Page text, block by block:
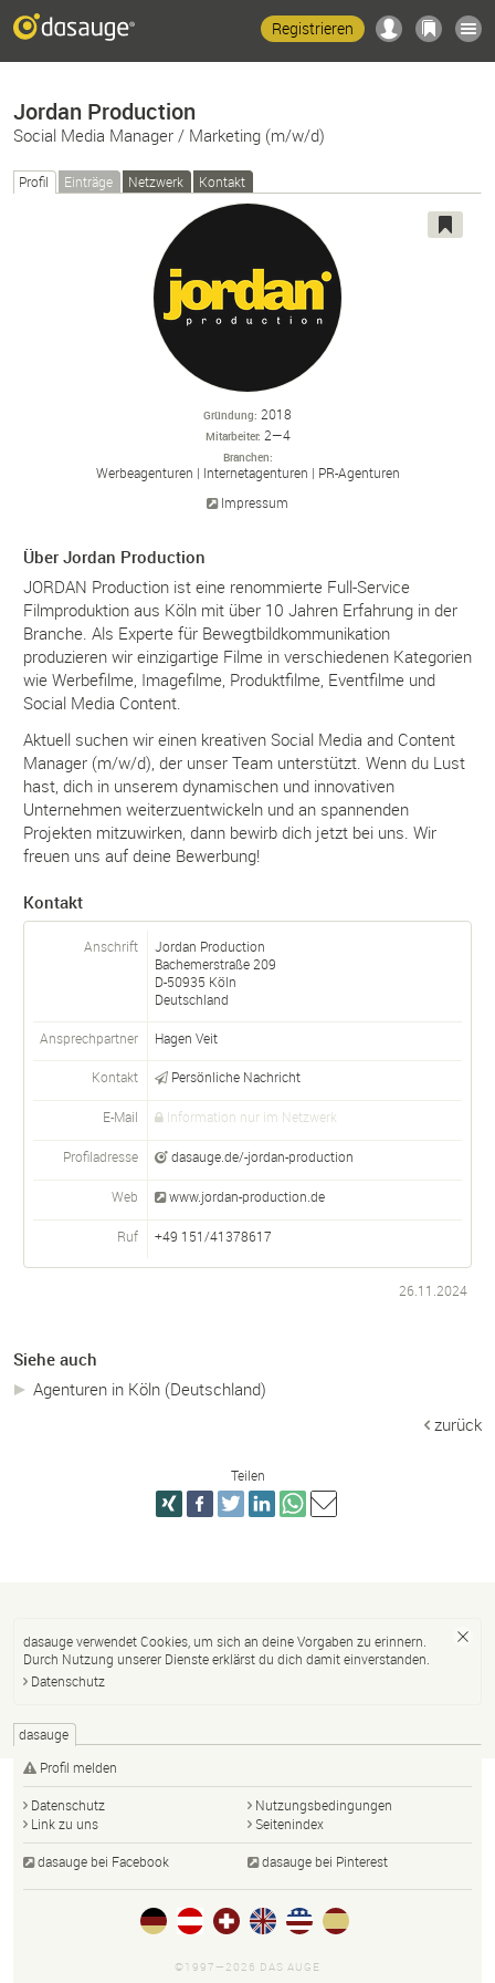
Registrieren
Jordan Production
Social Media Manager / Marketing (m/w/d)
Profil Einträge Netzwerk Kontakt
Gründung 2018
Mitarbeiter 2—4
Branchen
Werbeagenturen Internetagenturen PR-Agenturen
Impressum
Über Jordan Production
JORDAN Production ist eine renommierte Full-Service
Filmproduktion aus Köln mit über 10 Jahren Erfahrung in der
Branche. Als Experte für Bewegtbildkommunikation
produzieren wir einzigartige Filme in verschiedenen Kategorien
wie Werbefilme, Imagefilme, Produktfilme, Eventfilme und
Social Media Content.
Aktuell suchen wir einen kreativen Social Media and Content
Manager (m/w/d), der unser Team unterstützt. Wenn du Lust
hast, dich in unserem dynamischen und innovativen
Unternehmen weiterzuentwickeln und an spannenden
Projekten mitzuwirken, dann bewirb dich jetzt bei uns. Wir
freuen uns auf deine Bewerbung!
Kontakt
Anschrift
Jordan Production
Bachemerstraße 209
D-50935 Köln
Deutschland
Ansprechpartner Hagen Veit
Kontakt Persönliche Nachricht
E-Mail Information nur im Netzwerk
Profiladresse dasauge.de/-jordan-production
Web www.jordan-production.de
Ruf +49 151/41378617
26.11.2024
Siehe auch
Agenturen in Köln (Deutschland)
zurück
Teilen
dasauge verwendet Cookies, um sich an deine Vorgaben zu erinnern.
Durch Nutzung unserer Dienste erklärst du dich damit einverstanden.
Datenschutz
dasauge
Profil melden
Datenschutz
Nutzungsbedingungen
Link zu uns
Seitenindex
dasauge bei Facebook dasauge bei Pinterest
©1997—2026 DAS AUGE